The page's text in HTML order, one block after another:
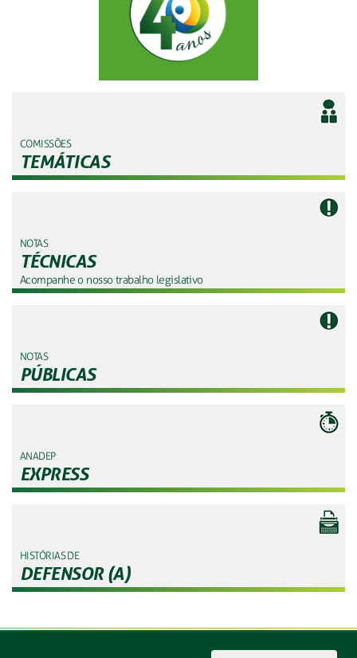
COMISSÕES
TEMÁTICAS
NOTAS
TÉCNICAS
Acompanhe o nosso trabalho legislativo
NOTAS
PÚBLICAS
ANADEP
EXPRESS
HISTÓRIAS DE
DEFENSOR (A)